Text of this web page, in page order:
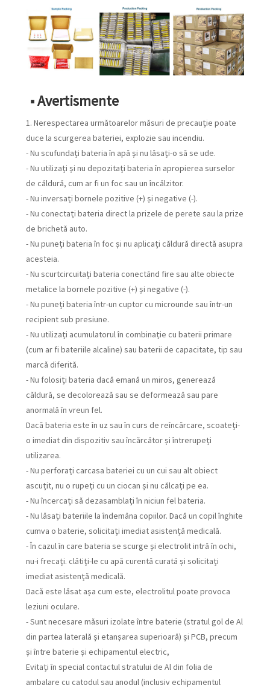
■ Avertismente
1. Nerespectarea următoarelor măsuri de precauție poate
duce la scurgerea bateriei, explozie sau incendiu.
- Nu scufundați bateria în apă și nu lăsați-o să se ude.
- Nu utilizați și nu depozitați bateria în apropierea surselor
de căldură, cum ar fi un foc sau un încălzitor.
- Nu inversați bornele pozitive (+) și negative (-).
- Nu conectați bateria direct la prizele de perete sau la prize
de brichetă auto.
- Nu puneți bateria în foc și nu aplicați căldură directă asupra
acesteia.
- Nu scurtcircuitați bateria conectând fire sau alte obiecte
metalice la bornele pozitive (+) și negative (-).
- Nu puneți bateria într-un cuptor cu microunde sau într-un
recipient sub presiune.
- Nu utilizați acumulatorul în combinație cu baterii primare
(cum ar fi bateriile alcaline) sau baterii de capacitate, tip sau
marcă diferită.
- Nu folosiți bateria dacă emană un miros, generează
căldură, se decolorează sau se deformează sau pare
anormală în vreun fel.
Dacă bateria este în uz sau în curs de reîncărcare, scoateți-
o imediat din dispozitiv sau încărcător și întrerupeți
utilizarea.
- Nu perforați carcasa bateriei cu un cui sau alt obiect
ascuțit, nu o rupeți cu un ciocan și nu călcați pe ea.
- Nu încercați să dezasamblați în niciun fel bateria.
- Nu lăsați bateriile la îndemâna copiilor. Dacă un copil înghite
cumva o baterie, solicitați imediat asistență medicală.
- În cazul în care bateria se scurge și electrolit intră în ochi,
nu-i frecați. clătiți-le cu apă curentă curată și solicitați
imediat asistență medicală.
Dacă este lăsat așa cum este, electrolitul poate provoca
leziuni oculare.
- Sunt necesare măsuri izolate între baterie (stratul gol de Al
din partea laterală și etanșarea superioară) și PCB, precum
și între baterie și echipamentul electric,
Evitați în special contactul stratului de Al din folia de
ambalare cu catodul sau anodul (inclusiv echipamentul